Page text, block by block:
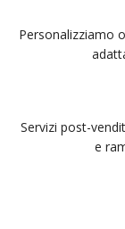
Personalizziamo
Servizi post-
e